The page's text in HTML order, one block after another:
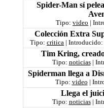
Spider-Man sí
Tipo: video |
Colección Extra
Tipo: critica | Introducido:
Tim Kring,
Tipo: noticias|
Spiderman llega a
Tipo: video |
Llega el
Tipo: noticias|